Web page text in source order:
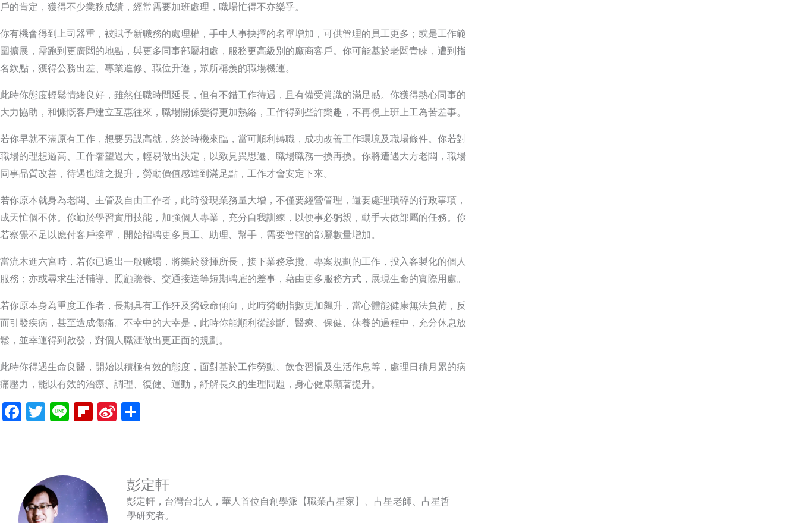
戶的肯定，獲得不少業務成績，經常需要加班處理，職場忙得不亦樂乎。
你有機會得到上司器重，被賦予新職務的處理權，手中人事抉擇的名單增加，可供管理的員工更多；或是工作範
圍擴展，需跑到更廣闊的地點，與更多同事部屬相處，服務更高級別的廠商客戶。你可能基於老闆青睞，遭到指
名欽點，獲得公務出差、專業進修、職位升遷，眾所稱羨的職場機運。
此時你態度輕鬆情緒良好，雖然任職時間延長，但有不錯工作待遇，且有備受賞識的滿足感。你獲得熱心同事的
大力協助，和慷慨客戶建立互惠往來，職場關係變得更加熱絡，工作得到些許樂趣，不再視上班上工為苦差事。
若你早就不滿原有工作，想要另謀高就，終於時機來臨，當可順利轉職，成功改善工作環境及職場條件。你若對
職場的理想過高、工作奢望過大，輕易做出決定，以致見異思遷、職場職務一換再換。你將遭遇大方老闆，職場
同事品質改善，待遇也隨之提升，勞動價值感達到滿足點，工作才會安定下來。
若你原本就身為老闆、主管及自由工作者，此時發現業務量大增，不僅要經營管理，還要處理瑣碎的行政事項，
成天忙個不休。你勤於學習實用技能，加強個人專業，充分自我訓練，以便事必躬親，動手去做部屬的任務。你
若察覺不足以應付客戶接單，開始招聘更多員工、助理、幫手，需要管轄的部屬數量增加。
當流木進六宮時，若你已退出一般職場，將樂於發揮所長，接下業務承攬、專案規劃的工作，投入客製化的個人
服務；亦或尋求生活輔導、照顧贍養、交通接送等短期聘雇的差事，藉由更多服務方式，展現生命的實際用處。
若你原本身為重度工作者，長期具有工作狂及勞碌命傾向，此時勞動指數更加飆升，當心體能健康無法負荷，反
而引發疾病，甚至造成傷痛。不幸中的大幸是，此時你能順利從診斷、醫療、保健、休養的過程中，充分休息放
鬆，並幸運得到啟發，對個人職涯做出更正面的規劃。
此時你得遇生命良醫，開始以積極有效的態度，面對基於工作勞動、飲食習慣及生活作息等，處理日積月累的病
痛壓力，能以有效的治療、調理、復健、運動，紓解長久的生理問題，身心健康顯著提升。
Facebook
Twitter
LineFlipboard
Sina
彭定軒
彭定軒，台灣台北人，華人首位自創學派【職業占星家】、占星老師、占星哲
學研究者。